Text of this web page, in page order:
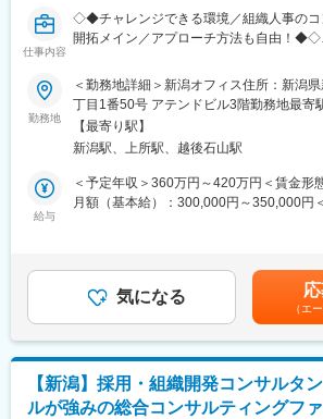
内勤にて会計ソフトへの入力や事務所内業
す→顧問先を同行訪問し徐々に巡回監査
独り立ち頂きｍ巡回監査業務に従事頂きま
■働き方、就業環境：
年間休日120日以上、完全土日祝休みと
優れた勤務環境です。テレワークや在宅勤
仕事内容
◇◆チャレンジできる環境／組織人事のコ
開拓メイン／アプローチ方法も自由！◆◇
「人」「組織」の課題を解決するコンサ
る当社にて、ソリューション営業をお任せ
■業務内容：
組織人事のコンサルティングが主な業務で
ティングも行います）
まずは人事の課題をヒアリングし、その課
してみませんか？などニーズと予算に合
ていきます。
媒体掲載済みで、スカウト契約している
＜詳細＞
・コンサルティング使用提案
勤務地
＜勤務地詳細＞新潟オフィス住所：新潟
丁目1番50号 アテンドビル3階勤務地最寄駅：JR線／新潟駅受動
喫煙対策：屋内全面禁煙変更の範囲：会社
【最寄り駅】
新潟駅、上所駅、越後石山駅
給与
＜予定年収＞360万円～420万円＜賃金形
月額（基本給）：300,000円～350,000円
与の見直しを行います。■インセンティブ
くまでも目安の金額であり、選考を通じ
ます。月給(月額)は固定手当を含めた表記
気になる
（エ
【新潟】採用・組織開発コンサルタ
ルが強みの総合コンサルティングフ